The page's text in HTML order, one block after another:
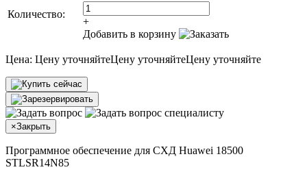
Количество:
+
Добавить в корзину
Цена: Цену уточняйтеЦену уточняйтеЦену уточняйте
×Закрыть
Программное обеспечение для СХД Huawei 18500
STLSR14N85